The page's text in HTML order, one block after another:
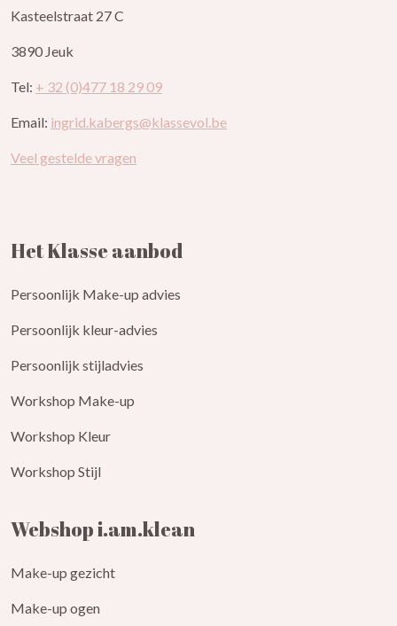
Kasteelstraat 27 C
3890 Jeuk
Tel: + 32 (0)477 18 29 09
Email: ingrid.kabergs@klassevol.be
Veel gestelde vragen
Het Klasse aanbod
Persoonlijk Make-up advies
Persoonlijk kleur-advies
Persoonlijk stijladvies
Workshop Make-up
Workshop Kleur
Workshop Stijl
Webshop i.am.klean
Make-up gezicht
Make-up ogen